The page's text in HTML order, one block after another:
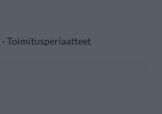
· Toimitusperiaatteet